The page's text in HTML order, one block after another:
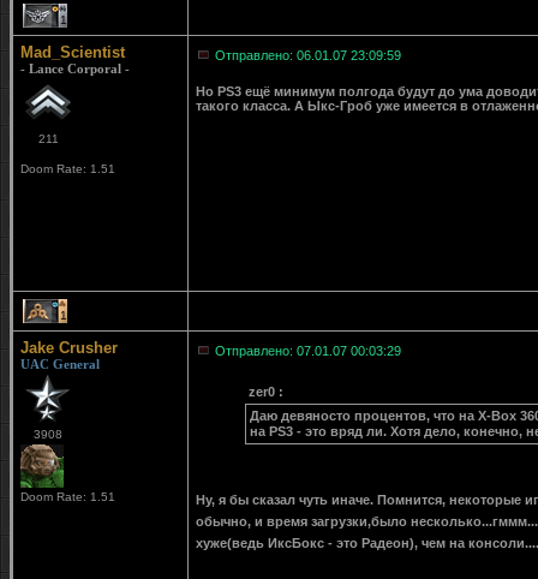
1
Mad_Scientist
- Lance Corporal -
211
Doom Rate: 1.51
Отправлено: 06.01.07 23:09:59
Но PS3 ещё минимум полгода будут до ума
такого класса. А Ыкс-Гроб уже имеется в
1
Jake Crusher
UAC General
3908
Doom Rate: 1.51
Отправлено: 07.01.07 00:03:29
zer0 :
Даю девяносто процентов, что на X-Box
на PS3 - это вряд ли. Хотя дело, конечно,
Ну, я бы сказал чуть иначе. Помнится, некоторые
обычно, и время загрузки,было
хуже(ведь ИксБокс - это Радеон), чем на